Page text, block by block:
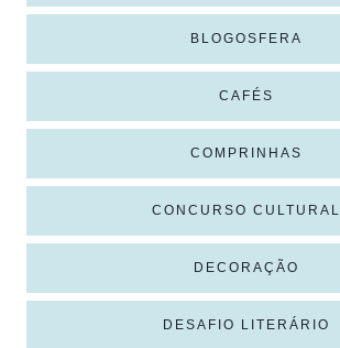
BLOGOSFERA
CAFÉS
COMPRINHAS
CONCURSO CULTURAL
DECORAÇÃO
DESAFIO LITERÁRIO